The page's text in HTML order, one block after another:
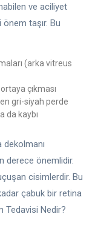
ve aciliyet
taşır. Bu
(arka vitreus
çıkması
gri-siyah perde
da kaybı
dekolmanı
derece önemlidir.
cisimlerdir. Bu
çabuk bir retina
Tedavisi Nedir?